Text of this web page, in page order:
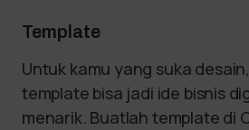
Template
Untuk kamu yang suka
template bisa jadi ide bisnis
menarik. Buatlah template di